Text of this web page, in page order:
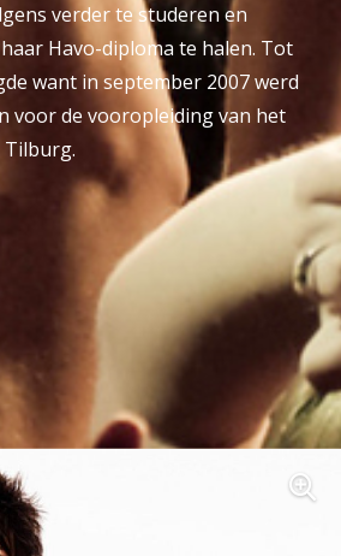
verder te studeren en
Havo-diploma te halen. Tot
want in september 2007 werd
voor de vooropleiding van het